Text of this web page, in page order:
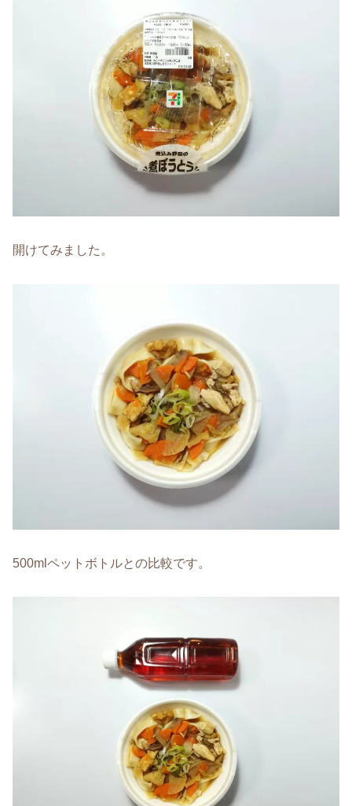
開けてみました。
500mlペットボトルとの比較です。